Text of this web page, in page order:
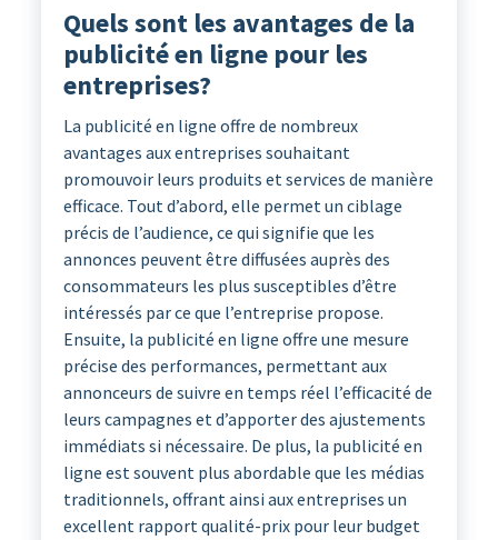
Quels sont les avantages de la
publicité en ligne pour les
entreprises?
La publicité en ligne offre de nombreux
avantages aux entreprises souhaitant
promouvoir leurs produits et services de manière
efficace. Tout d’abord, elle permet un ciblage
précis de l’audience, ce qui signifie que les
annonces peuvent être diffusées auprès des
consommateurs les plus susceptibles d’être
intéressés par ce que l’entreprise propose.
Ensuite, la publicité en ligne offre une mesure
précise des performances, permettant aux
annonceurs de suivre en temps réel l’efficacité de
leurs campagnes et d’apporter des ajustements
immédiats si nécessaire. De plus, la publicité en
ligne est souvent plus abordable que les médias
traditionnels, offrant ainsi aux entreprises un
excellent rapport qualité-prix pour leur budget